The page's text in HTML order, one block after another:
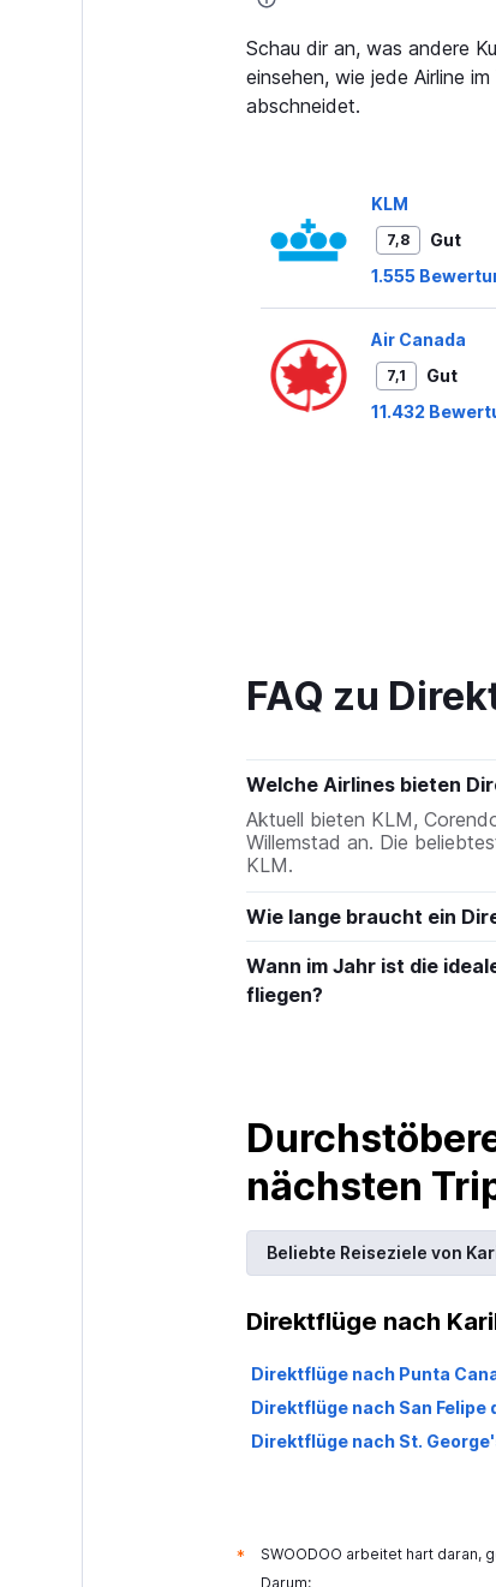
Schau dir an, was andere
einsehen, wie jede Airline
abschneidet.
KLM
7,8
Gut
1.555
Air Canada
7,1
Gut
11.432
FAQ zu
Welche Airlines bieten
Aktuell bieten KLM,
Willemstad an. Die
KLM.
Wie lange braucht ein
Wann im Jahr ist die
fliegen?
nächsten
Beliebte Reiseziele von
Direktflüge nach
Direktflüge nach Punta
Direktflüge nach San Felipe
Direktflüge nach St.
* SWOODOO arbeitet hart daran,
Darum: